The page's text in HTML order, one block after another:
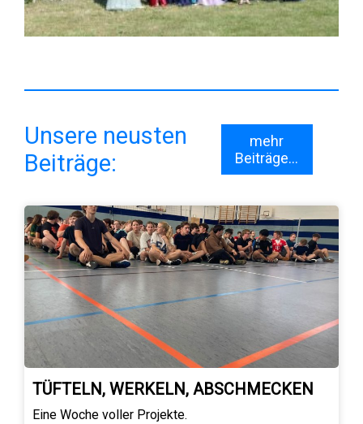
Unsere neusten
Beiträge:
mehr
Beiträge...
TÜFTELN, WERKELN, ABSCHMECKEN
Eine Woche voller Projekte.